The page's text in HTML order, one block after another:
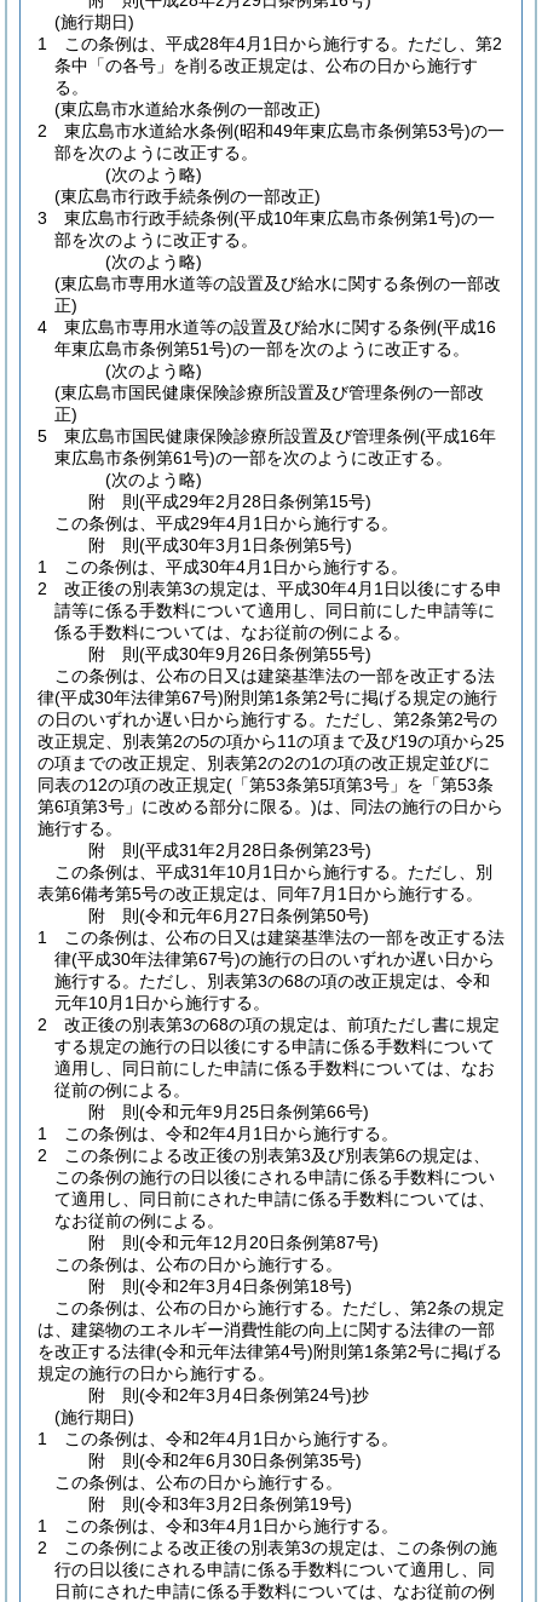
(施行期日)
1
この条例は、平成28年4月1日から施行する。 ただし、第2
条中「の各号」を削る改正規定は、公布の日から施行す
る。
(東広島市水道給水条例の一部改正)
2
東広島市水道給水条例(昭和49年東広島市条例第53号)の一
部を次のように改正する。
(次のよう略)
(東広島市行政手続条例の一部改正)
3
東広島市行政手続条例(平成10年東広島市条例第1号)の一
部を次のように改正する。
(次のよう略)
(東広島市専用水道等の設置及び給水に関する条例の一部改
正)
4
東広島市専用水道等の設置及び給水に関する条例(平成16
年東広島市条例第51号)の一部を次のように改正する。
(次のよう略)
(東広島市国民健康保険診療所設置及び管理条例の一部改
正)
5
東広島市国民健康保険診療所設置及び管理条例(平成16年
東広島市条例第61号)の一部を次のように改正する。
(次のよう略)
附 則(平成29年2月28日条例第15号)
この条例は、平成29年4月1日から施行する。
附 則(平成30年3月1日条例第5号)
1
この条例は、平成30年4月1日から施行する。
2
改正後の別表第3の規定は、平成30年4月1日以後にする申
請等に係る手数料について適用し、同日前にした申請等に
係る手数料については、なお従前の例による。
附 則(平成30年9月26日条例第55号)
この条例は、公布の日又は建築基準法の一部を改正する法
律(平成30年法律第67号)附則第1条第2号に掲げる規定の施行
の日のいずれか遅い日から施行する。 ただし、第2条第2号の
改正規定、別表第2の5の項から11の項まで及び19の項から25
の項までの改正規定、別表第2の2の1の項の改正規定並びに
同表の12の項の改正規定(「第53条第5項第3号」を「第53条
第6項第3号」に改める部分に限る。)は、同法の施行の日から
施行する。
附 則(平成31年2月28日条例第23号)
この条例は、平成31年10月1日から施行する。 ただし、別
表第6備考第5号の改正規定は、同年7月1日から施行する。
附 則(令和元年6月27日条例第50号)
1
この条例は、公布の日又は建築基準法の一部を改正する法
律(平成30年法律第67号)の施行の日のいずれか遅い日から
施行する。 ただし、別表第3の68の項の改正規定は、令和
元年10月1日から施行する。
2
改正後の別表第3の68の項の規定は、前項ただし書に規定
する規定の施行の日以後にする申請に係る手数料について
適用し、同日前にした申請に係る手数料については、なお
従前の例による。
附 則(令和元年9月25日条例第66号)
1
この条例は、令和2年4月1日から施行する。
2
この条例による改正後の別表第3及び別表第6の規定は、
この条例の施行の日以後にされる申請に係る手数料につい
て適用し、同日前にされた申請に係る手数料については、
なお従前の例による。
附 則(令和元年12月20日条例第87号)
この条例は、公布の日から施行する。
附 則(令和2年3月4日条例第18号)
この条例は、公布の日から施行する。 ただし、第2条の規定
は、建築物のエネルギー消費性能の向上に関する法律の一部
を改正する法律(令和元年法律第4号)附則第1条第2号に掲げる
規定の施行の日から施行する。
附 則(令和2年3月4日条例第24号)抄
(施行期日)
1
この条例は、令和2年4月1日から施行する。
附 則(令和2年6月30日条例第35号)
この条例は、公布の日から施行する。
附 則(令和3年3月2日条例第19号)
1
この条例は、令和3年4月1日から施行する。
2
この条例による改正後の別表第3の規定は、この条例の施
行の日以後にされる申請に係る手数料について適用し、同
日前にされた申請に係る手数料については、なお従前の例